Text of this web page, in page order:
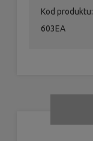
Kod produktu:
603EA